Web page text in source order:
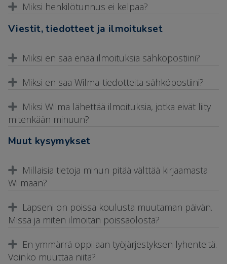
Miksi henkilötunnus ei kelpaa?
Viestit, tiedotteet ja ilmoitukset
Miksi en saa enää ilmoituksia sähköpostiini?
Miksi en saa Wilma-tiedotteita sähköpostiini?
Miksi Wilma lähettää ilmoituksia, jotka eivät liity
mitenkään minuun?
Muut kysymykset
Millaisia tietoja minun pitää välttää kirjaamasta
Wilmaan?
Lapseni on poissa koulusta muutaman päivän.
Missä ja miten ilmoitan poissaolosta?
En ymmärrä oppilaan työjärjestyksen lyhenteitä.
Voinko muuttaa niitä?